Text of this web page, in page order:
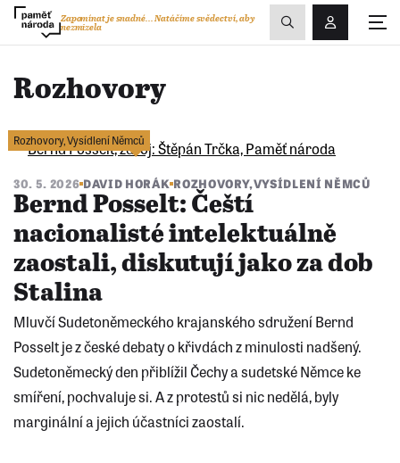
Přihlášení/
Zapomínat je snadné...Natáčíme svědectví, aby
nezmizela
Zobrazit
vyhledávání
Rozhovory
Rozhovory,Vysídlení Němců
30. 5. 2026 DAVID HORÁK ROZHOVORY,VYSÍDLENÍ NĚMCŮ
Bernd Posselt: Čeští
nacionalisté intelektuálně
zaostali, diskutují jako za dob
Stalina
Mluvčí Sudetoněmeckého krajanského sdružení Bernd
Posselt je z české debaty o křivdách z minulosti nadšený.
Sudetoněmecký den přiblížil Čechy a sudetské Němce ke
smíření, pochvaluje si. A z protestů si nic nedělá, byly
marginální a jejich účastníci zaostalí.